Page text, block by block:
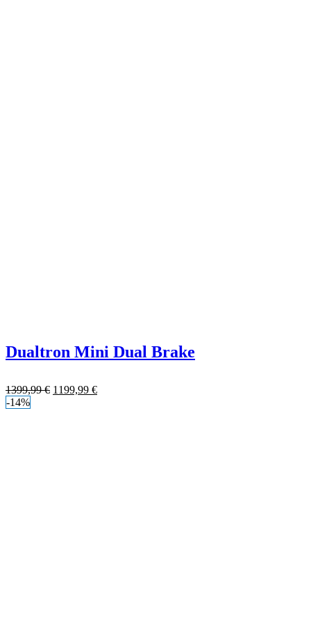
Dualtron Mini Dual Brake
1399,99€ 1199,99 €
-14%